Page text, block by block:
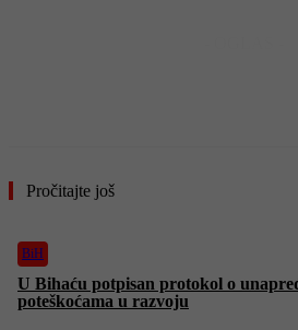
Pročitajte još
BiH
U Bihaću potpisan protokol o
poteškoćama u razvoju